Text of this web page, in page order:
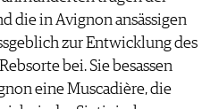
die in Avignon ansässigen
zur Entwicklung des
bei. Sie besassen
eine Muscadière, die